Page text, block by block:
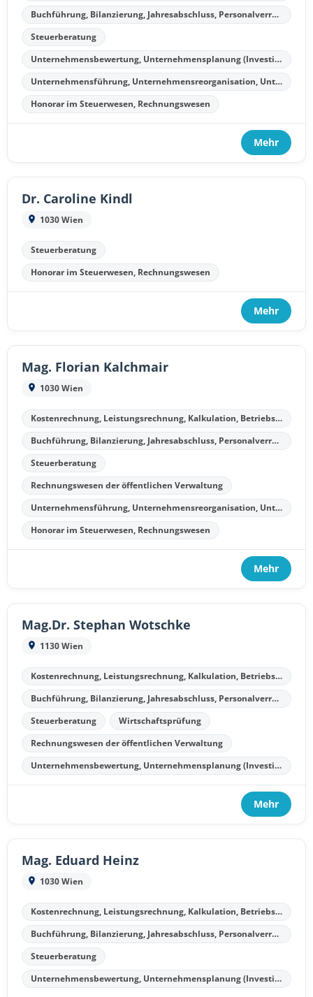
Buchführung, Bilanzierung, Jahresabschluss, Personalverrechnung
Steuerberatung
Unternehmensbewertung, Unternehmensplanung (Investitionsplanung, Finanzplanung, Kostenplanung, Liquiditätsplanung)
Unternehmensführung, Unternehmensreorganisation, Unternehmenssanierung, Unternehmensliquidation
Honorar im Steuerwesen, Rechnungswesen
Mehr
Dr. Caroline Kindl
1030 Wien
Steuerberatung
Honorar im Steuerwesen, Rechnungswesen
Mehr
Mag. Florian Kalchmair
1030 Wien
Kostenrechnung, Leistungsrechnung, Kalkulation, Betriebsergebnisrechnung
Buchführung, Bilanzierung, Jahresabschluss, Personalverrechnung
Steuerberatung
Rechnungswesen der öffentlichen Verwaltung
Unternehmensführung, Unternehmensreorganisation, Unternehmenssanierung, Unternehmensliquidation
Honorar im Steuerwesen, Rechnungswesen
Mehr
Mag.Dr. Stephan Wotschke
1130 Wien
Kostenrechnung, Leistungsrechnung, Kalkulation, Betriebsergebnisrechnung
Buchführung, Bilanzierung, Jahresabschluss, Personalverrechnung
Steuerberatung
Wirtschaftsprüfung
Rechnungswesen der öffentlichen Verwaltung
Unternehmensbewertung, Unternehmensplanung (Investitionsplanung, Finanzplanung, Kostenplanung, Liquiditätsplanung)
Mehr
Mag. Eduard Heinz
1030 Wien
Kostenrechnung, Leistungsrechnung, Kalkulation, Betriebsergebnisrechnung
Buchführung, Bilanzierung, Jahresabschluss, Personalverrechnung
Steuerberatung
Unternehmensbewertung, Unternehmensplanung (Investitionsplanung, Finanzplanung, Kostenplanung, Liquiditätsplanung)